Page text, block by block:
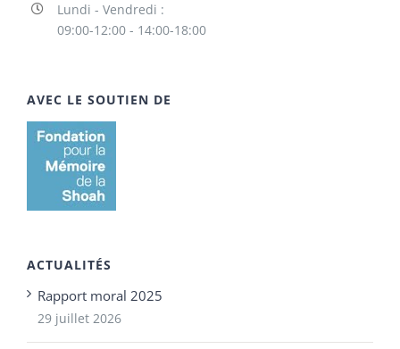
Lundi - Vendredi :
09:00-12:00 - 14:00-18:00
AVEC LE SOUTIEN DE
ACTUALITÉS
Rapport moral 2025
29 juillet 2026